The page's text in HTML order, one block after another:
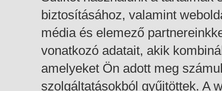
biztosításához, valamint
média és elemező
vonatkozó adatait, akik
amelyeket Ön adott meg
szolgáltatásokból gyűjtöttek. A